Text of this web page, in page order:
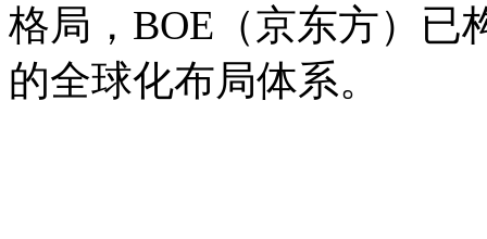
格局，BOE（京东方）已
的全球化布局体系。